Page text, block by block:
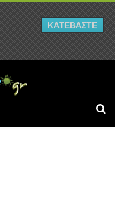
Ρεπορτάζ
ΚΑΤΕΒΑΣΤΕ